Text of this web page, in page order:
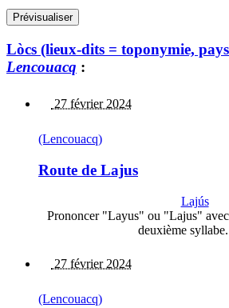
Lòcs (lieux-dits = toponymie,
Lencouacq :
27 février 2024
(Lencouacq)
Route de Lajus
Lajús
Prononcer "Layus" ou "Lajus" avec
deuxième
27 février 2024
(Lencouacq)